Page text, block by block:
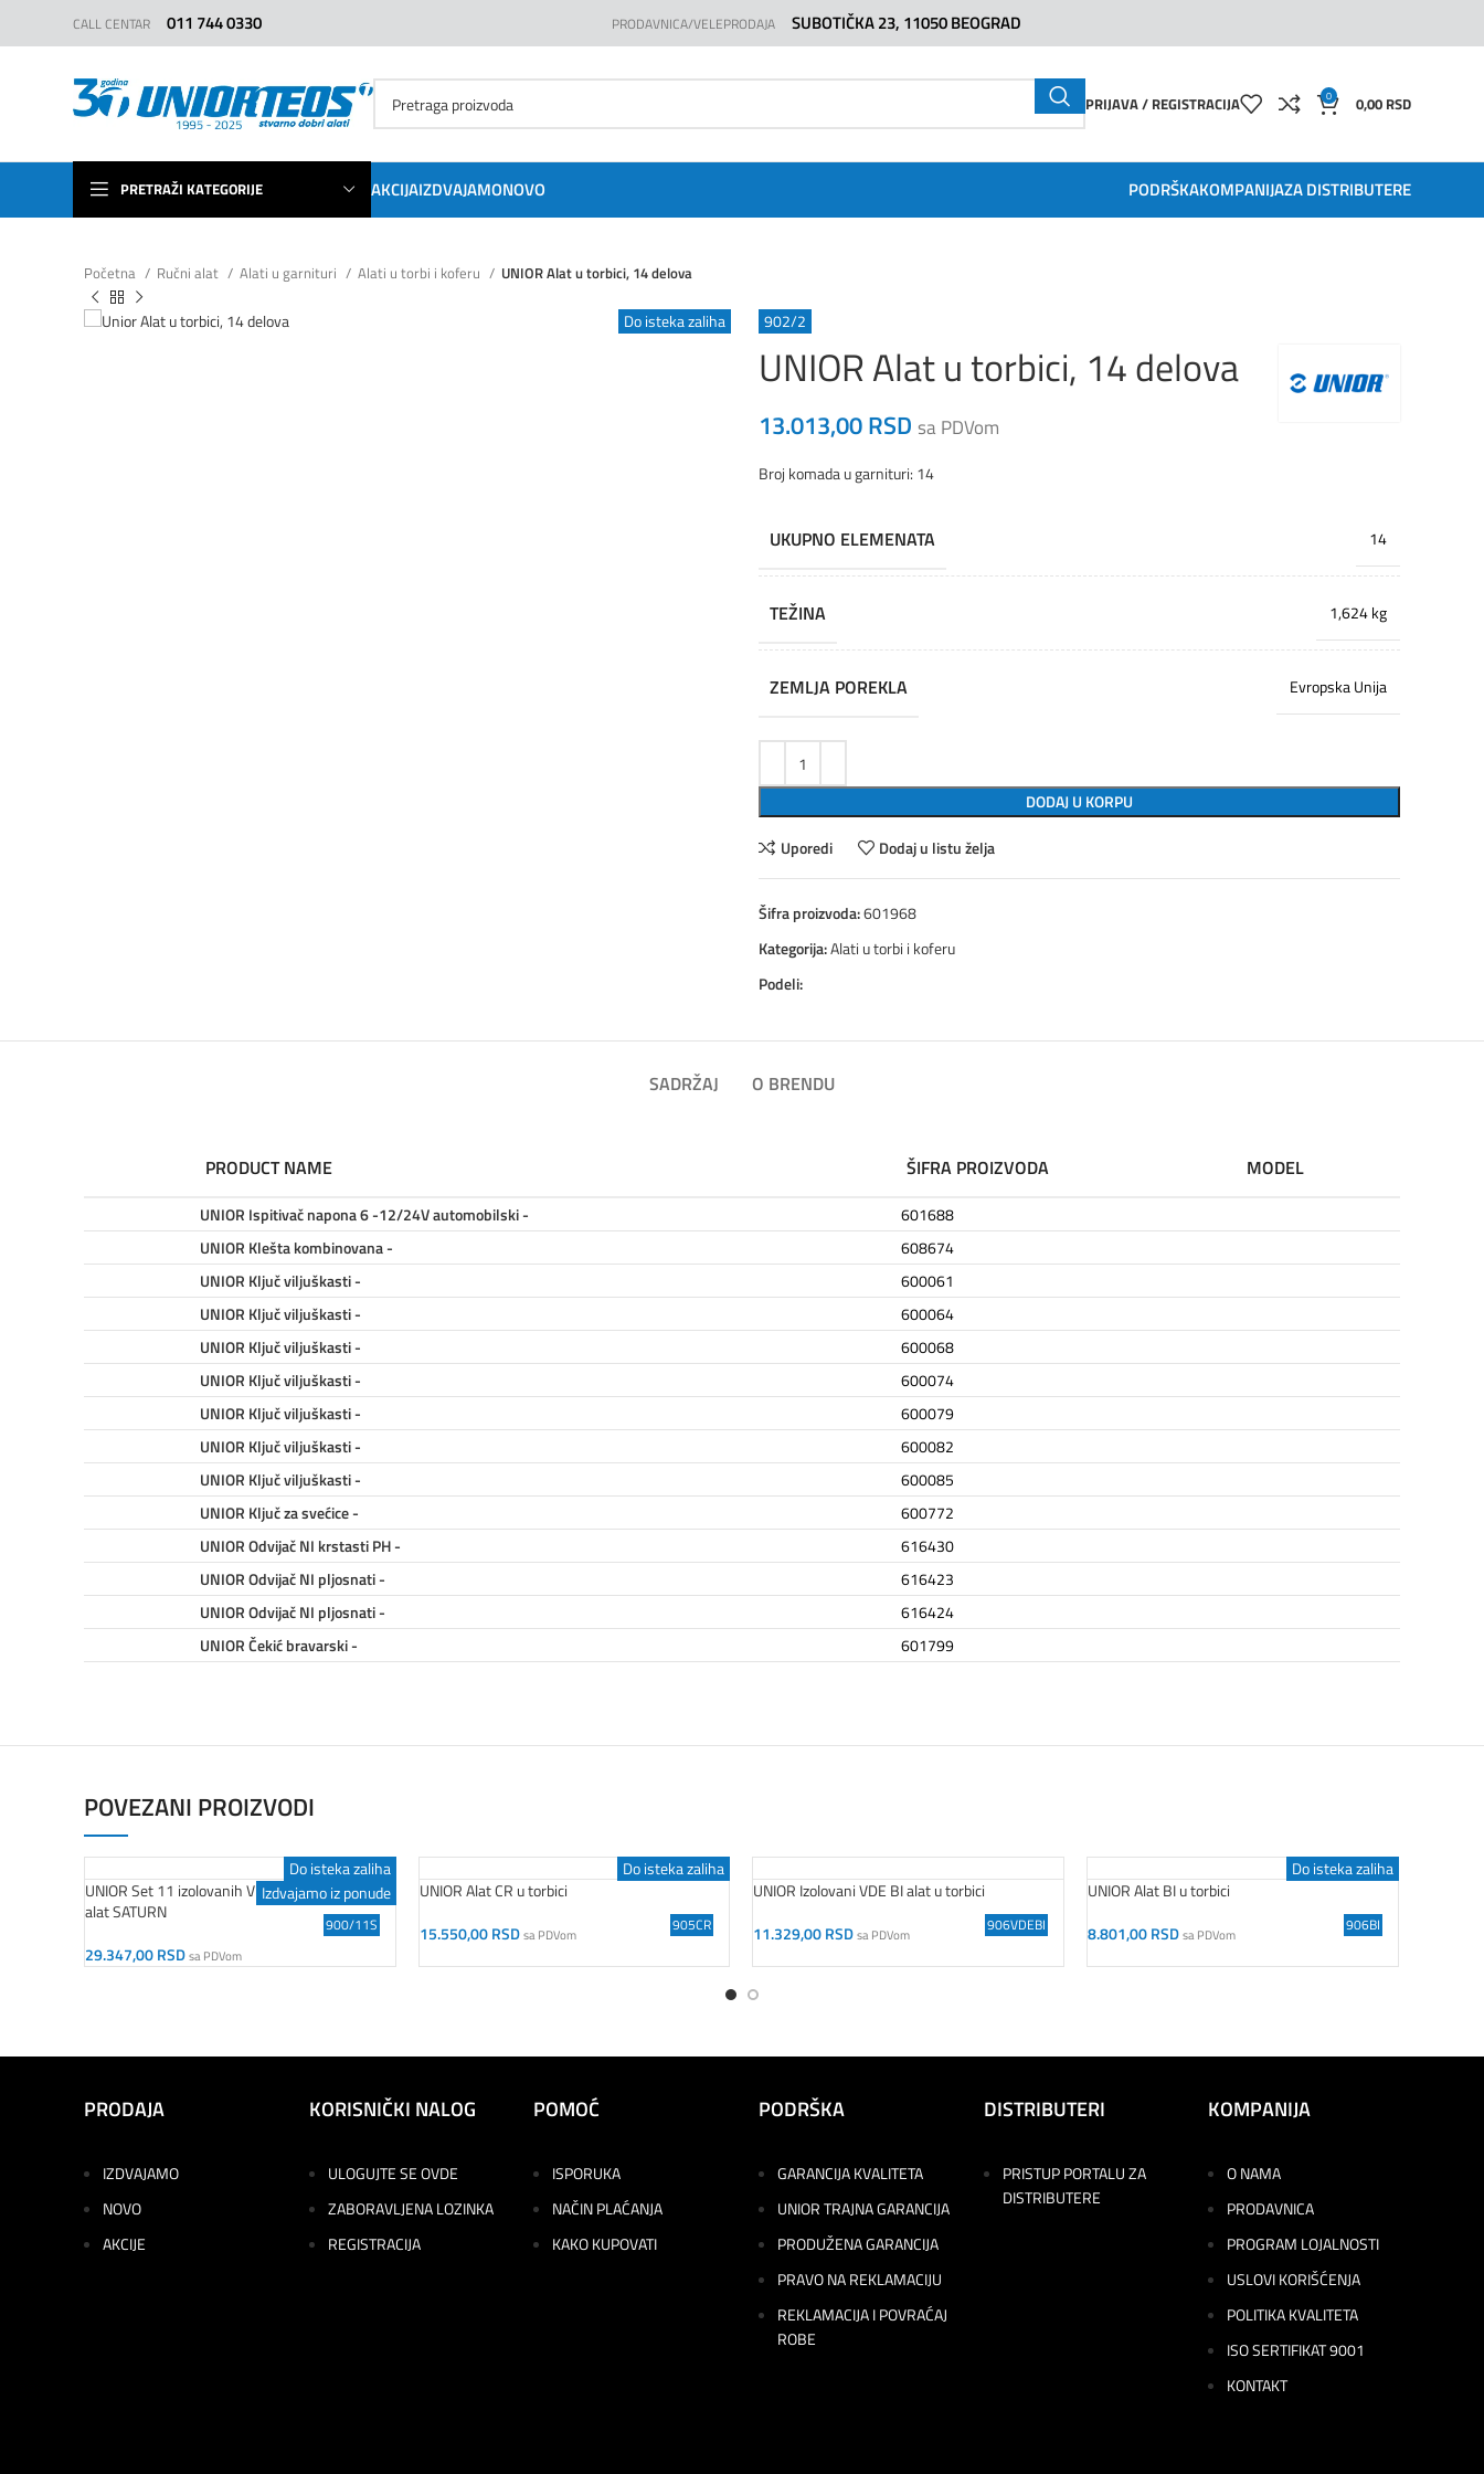
CALL CENTAR 011 744 0330 PRODAVNICA/VELEPRODAJA SUBOTIČKA 23, 11050 BEOGRAD
PRIJAVA / REGISTRACIJA 0 0,00 RSD
PRETRAŽI KATEGORIJE AKCIJAIZDVAJAMONOVO PODRŠKAKOMPANIJAZA DISTRIBUTERE
Početna Ručni alat Alati u garnituri Alati u torbi i koferu UNIOR Alat u torbici, 14 delova
Do isteka zaliha 902/2
UNIOR Alat u torbici, 14 delova
13.013,00RSD sa PDVom
Broj komada u garnituri: 14
UKUPNO ELEMENATA 14
TEŽINA 1,624 kg
ZEMLJA POREKLA Evropska Unija
DODAJ U KORPU
Uporedi
Dodaj u listu želja
Šifra proizvoda:601968
Kategorija:Alati u torbi i koferu
Podeli:
SADRŽAJ O BRENDU
PRODUCT NAME ŠIFRA PROIZVODA MODEL
UNIOR Ispitivač napona 6 -12/24V automobilski -
601688
UNIOR Klešta kombinovana -
608674
UNIOR Ključ viljuškasti -
600061
UNIOR Ključ viljuškasti -
600064
UNIOR Ključ viljuškasti -
600068
UNIOR Ključ viljuškasti -
600074
UNIOR Ključ viljuškasti -
600079
UNIOR Ključ viljuškasti -
600082
UNIOR Ključ viljuškasti -
600085
UNIOR Ključ za svećice -
600772
UNIOR Odvijač NI krstasti PH -
616430
UNIOR Odvijač NI pljosnati -
616423
UNIOR Odvijač NI pljosnati -
616424
UNIOR Čekić bravarski -
601799
POVEZANI PROIZVODI
Do isteka zaliha
Izdvajamo iz ponude
UNIOR Set 11 izolovanih VDE alata u torbi za
alat SATURN
29.347,00RSDsa PDVom
Dodaj U Korpu
900/11S
Do isteka zaliha
UNIOR Alat CR u torbici
15.550,00RSDsa PDVom 905CR
UNIOR Izolovani VDE BI alat u torbici
11.329,00RSDsa PDVom 906VDEBI
Do isteka zaliha
UNIOR Alat BI u torbici
8.801,00RSDsa PDVom 906BI
PRODAJA
IZDVAJAMO
NOVO
AKCIJE
KORISNIČKI NALOG
ULOGUJTE SE OVDE
ZABORAVLJENA LOZINKA
REGISTRACIJA
POMOĆ
ISPORUKA
NAČIN PLAĆANJA
KAKO KUPOVATI
PODRŠKA
GARANCIJA KVALITETA
UNIOR TRAJNA GARANCIJA
PRODUŽENA GARANCIJA
PRAVO NA REKLAMACIJU
REKLAMACIJA I POVRAĆAJ
ROBE
DISTRIBUTERI
PRISTUP PORTALU ZA
DISTRIBUTERE
KOMPANIJA
O NAMA
PRODAVNICA
PROGRAM LOJALNOSTI
USLOVI KORIŠĆENJA
POLITIKA KVALITETA
ISO SERTIFIKAT 9001
KONTAKT